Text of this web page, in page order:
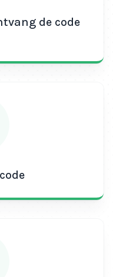
prioriteit!
de code